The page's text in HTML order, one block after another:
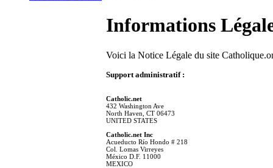
Informations
Voici la Notice Légale du site
Support administratif :
Catholic.net
432 Washington Ave
North Haven, CT 06473
UNITED STATES
Catholic.net Inc
Acueducto Río Hondo # 218
Col. Lomas Virreyes
México D.F. 11000
MEXICO